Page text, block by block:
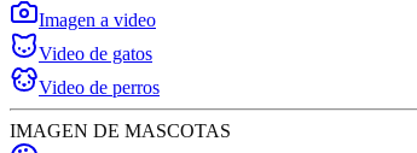
Imagen a video
Video de gatos
Video de perros
IMAGEN DE MASCOTAS